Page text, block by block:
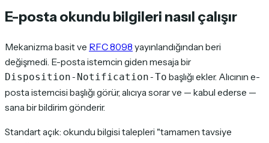
E-posta okundu bilgileri nasıl çalışır
Mekanizma basit ve RFC 8098 yayınlandığından beri
değişmedi. E-posta istemcin giden mesaja bir
Disposition-Notification-To başlığı ekler. Alıcının e-
posta istemcisi başlığı görür, alıcıya sorar ve — kabul ederse —
sana bir bildirim gönderir.
Standart açık: okundu bilgisi talepleri "tamamen tavsiye